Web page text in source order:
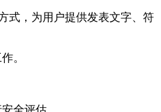
式，为用户提供发表文字、符
。
全评估。